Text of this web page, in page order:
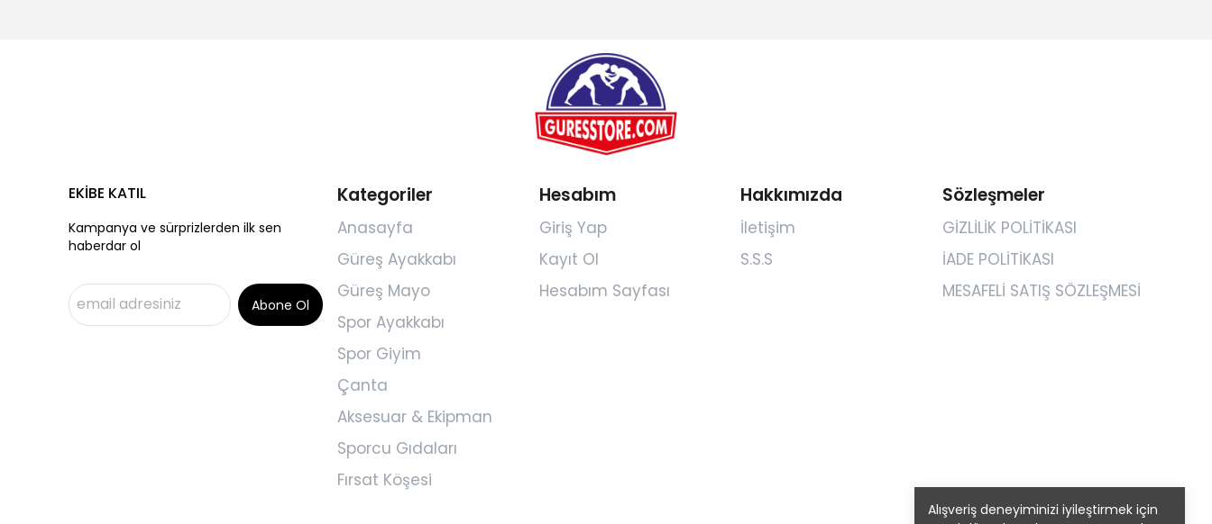
Alışveriş deneyiminizi iyileştirmek için
Kategoriler
Anasayfa
Güreş Ayakkabı
Güreş Mayo
Spor Ayakkabı
Spor Giyim
Çanta
Aksesuar & Ekipman
Sporcu Gıdaları
Fırsat Köşesi
Hesabım
Giriş Yap
Kayıt Ol
Hesabım Sayfası
Hakkımızda
İletişim
S.S.S
Sözleşmeler
GİZLİLİK POLİTİKASI
İADE POLİTİKASI
MESAFELİ SATIŞ SÖZLEŞMESİ
EKİBE KATIL
Kampanya ve sürprizlerden ilk sen
haberdar ol
Abone Ol